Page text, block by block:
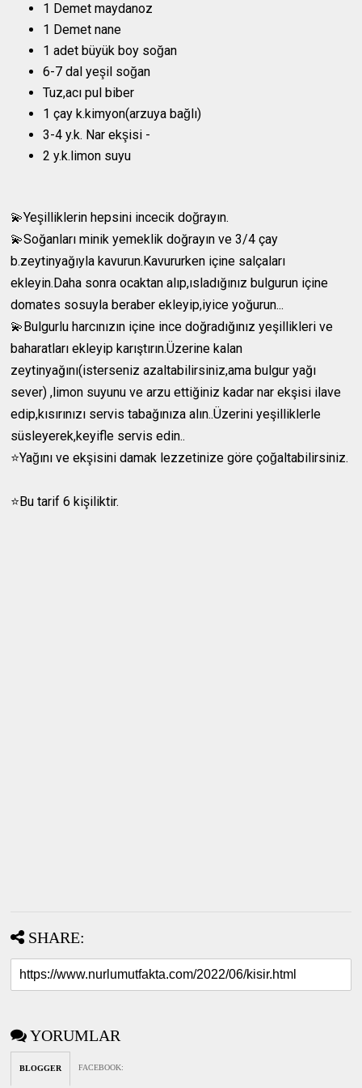
1 Demet maydanoz
1 Demet nane
1 adet büyük boy soğan
6-7 dal yeşil soğan
Tuz,acı pul biber
1 çay k.kimyon(arzuya bağlı)
3-4 y.k. Nar ekşisi -
2 y.k.limon suyu
💫Yeşilliklerin hepsini incecik doğrayın.
💫Soğanları minik yemeklik doğrayın ve 3/4 çay
b.zeytinyağıyla kavurun.Kavururken içine salçaları
ekleyin.Daha sonra ocaktan alıp,ısladığınız bulgurun içine
domates sosuyla beraber ekleyip,iyice yoğurun...
💫Bulgurlu harcınızın içine ince doğradığınız yeşillikleri ve
baharatları ekleyip karıştırın.Üzerine kalan
zeytinyağını(isterseniz azaltabilirsiniz,ama bulgur yağı
sever) ,limon suyunu ve arzu ettiğiniz kadar nar ekşisi ilave
edip,kısırınızı servis tabağınıza alın..Üzerini yeşilliklerle
süsleyerek,keyifle servis edin..
⭐️Yağını ve ekşisini damak lezzetinize göre çoğaltabilirsiniz.
⭐️Bu tarif 6 kişiliktir.
SHARE:
YORUMLAR
BLOGGER FACEBOOK: